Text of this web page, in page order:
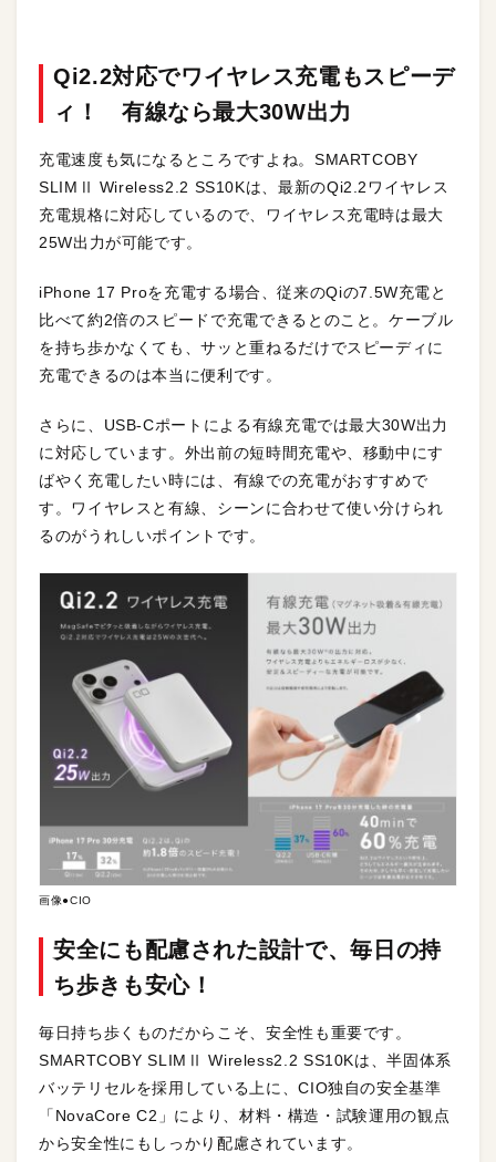
Qi2.2対応でワイヤレス充電もスピーデ
ィ！ 有線なら最大30W出力
充電速度も気になるところですよね。SMARTCOBY
SLIMⅡ Wireless2.2 SS10Kは、最新のQi2.2ワイヤレス
充電規格に対応しているので、ワイヤレス充電時は最大
25W出力が可能です。
iPhone 17 Proを充電する場合、従来のQiの7.5W充電と
比べて約2倍のスピードで充電できるとのこと。ケーブル
を持ち歩かなくても、サッと重ねるだけでスピーディに
充電できるのは本当に便利です。
さらに、USB-Cポートによる有線充電では最大30W出力
に対応しています。外出前の短時間充電や、移動中にす
ばやく充電したい時には、有線での充電がおすすめで
す。ワイヤレスと有線、シーンに合わせて使い分けられ
るのがうれしいポイントです。
画像●CIO
安全にも配慮された設計で、毎日の持
ち歩きも安心！
毎日持ち歩くものだからこそ、安全性も重要です。
SMARTCOBY SLIMⅡ Wireless2.2 SS10Kは、半固体系
バッテリセルを採用している上に、CIO独自の安全基準
「NovaCore C2」により、材料・構造・試験運用の観点
から安全性にもしっかり配慮されています。